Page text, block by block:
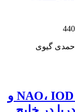
گیوی
مطالعه همبستگی شاخص‌های NAO، IOD و